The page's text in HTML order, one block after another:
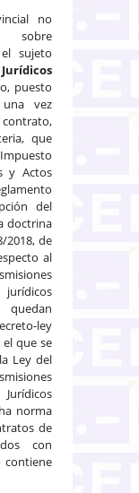
no
sobre
sujeto
puesto
vez
contrato,
que
y Actos
del
doctrina
2018, de
al
ley
que se
Ley del
norma
de
con
contiene